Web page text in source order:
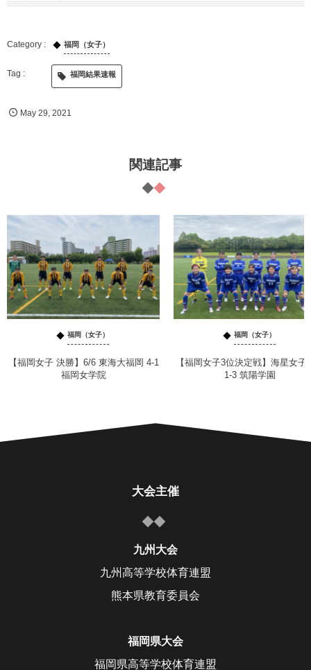
福岡（女子）
福岡結果速報
May 29 ,2021
関連記事
福岡（女子）
【福岡女子 決勝】6/6 東海大福岡 4-1
福岡女学院
福岡（女子）
【福岡女子3位決定戦】海星女子
1-3 筑陽学園
大会主催
九州大会
九州高等学校体育連盟
熊本県教育委員会
福岡県大会
福岡県高等学校体育連盟